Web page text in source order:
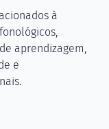
à
aprendizagem,
e